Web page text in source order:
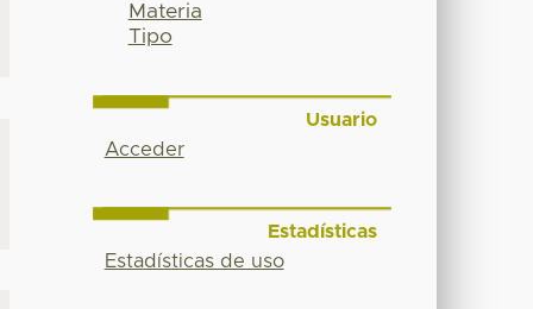
Materia
Tipo
Usuario
Acceder
Estadísticas
Estadísticas de uso